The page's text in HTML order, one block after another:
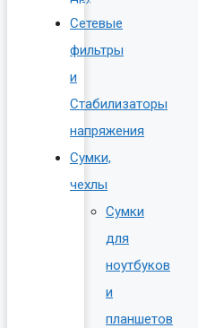
Сетевые
фильтры
и
Стабилизаторы
напряжения
Сумки,
чехлы
Сумки
для
ноутбуков
и
планшетов